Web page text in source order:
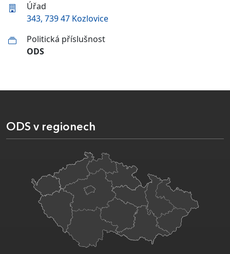
Úřad
343, 739 47 Kozlovice
Politická příslušnost
ODS
ODS v regionech